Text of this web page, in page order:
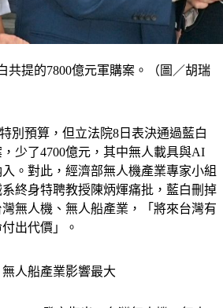
共提的7800億元軍購案。（圖／胡瑞
別預算，但立法院8日表決通過藍白
少了4700億元，其中無人載具與AI
。對此，經濟部無人機產業專家小組
終身特聘教授陳炳煇痛批，藍白刪掉
無人機、無人船產業，「將來台灣有